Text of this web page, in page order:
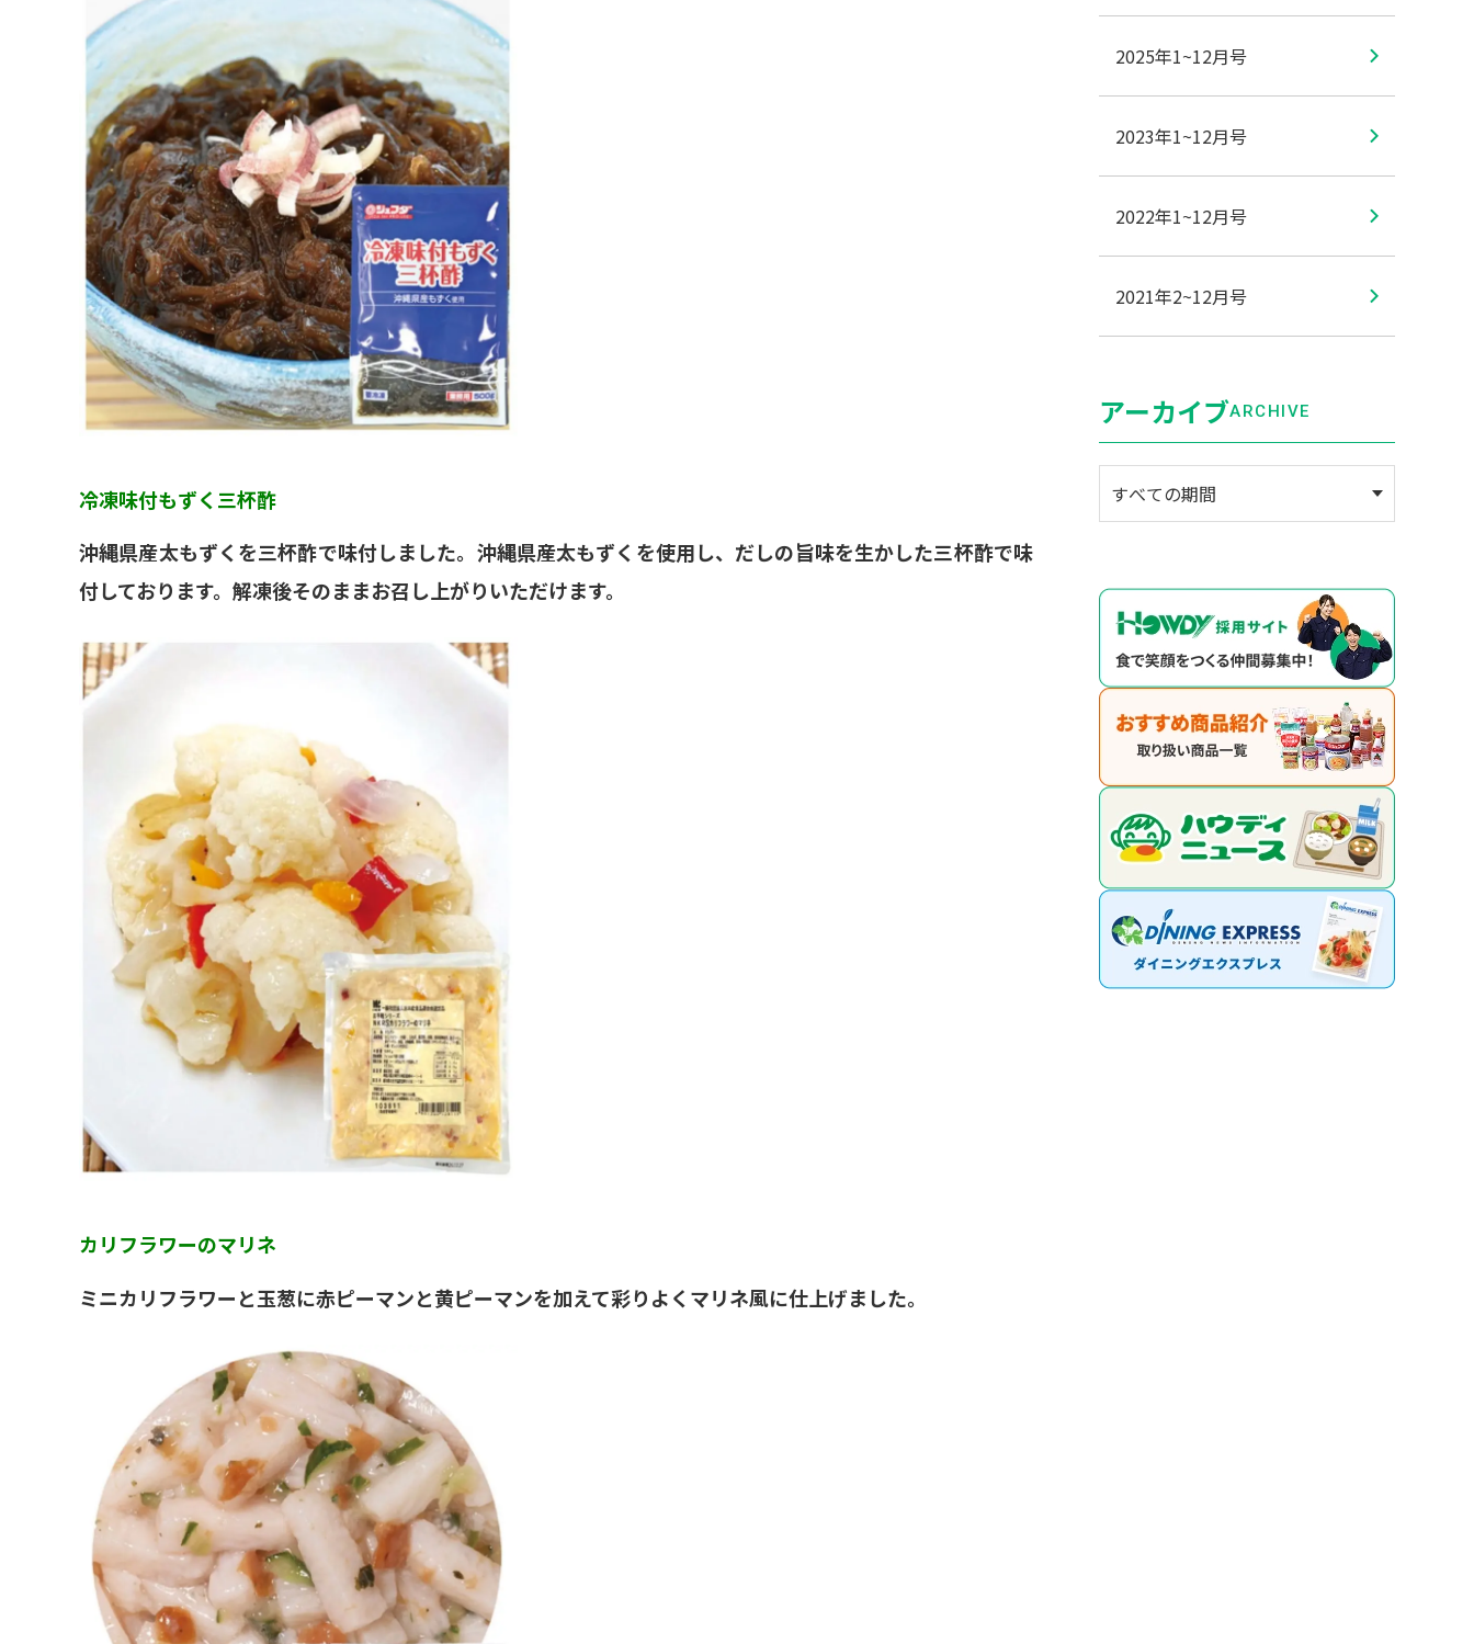
冷凍味付もずく三杯酢
沖縄県産太もずくを三杯酢で味付しました。沖縄県産太もずくを使用し、だしの旨味を生かした三杯酢で味
付しております。解凍後そのままお召し上がりいただけます。
カリフラワーのマリネ
ミニカリフラワーと玉葱に赤ピーマンと黄ピーマンを加えて彩りよくマリネ風に仕上げました。
2025年1~12月号
2023年1~12月号
2022年1~12月号
2021年2~12月号
アーカイブARCHIVE